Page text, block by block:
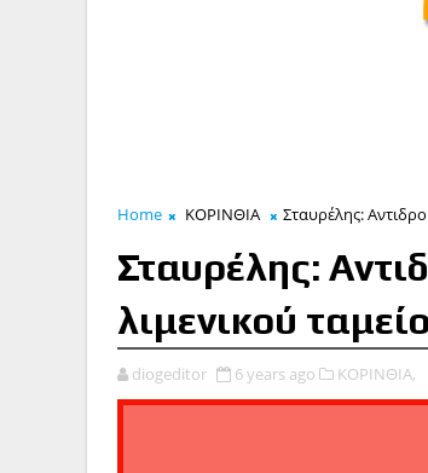
Home ΚΟΡΙΝΘΙΑ Σταυρέλης:
Σταυρέλης:
λιμενικού
diogeditor 6 years ago ΚΟΡΙΝΘΙΑ,